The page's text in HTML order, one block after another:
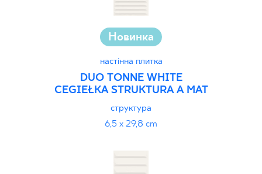
Новинка
настінна плитка
DUO TONNE WHITE
CEGIEŁKA STRUKTURA A MAT
структура
6,5 x 29,8 cm